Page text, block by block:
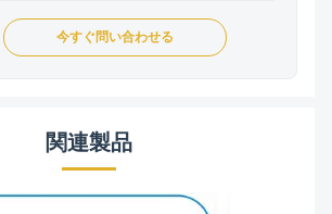
今すぐ問い合わせる
関連製品